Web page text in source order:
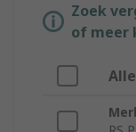
Zoek
of meer